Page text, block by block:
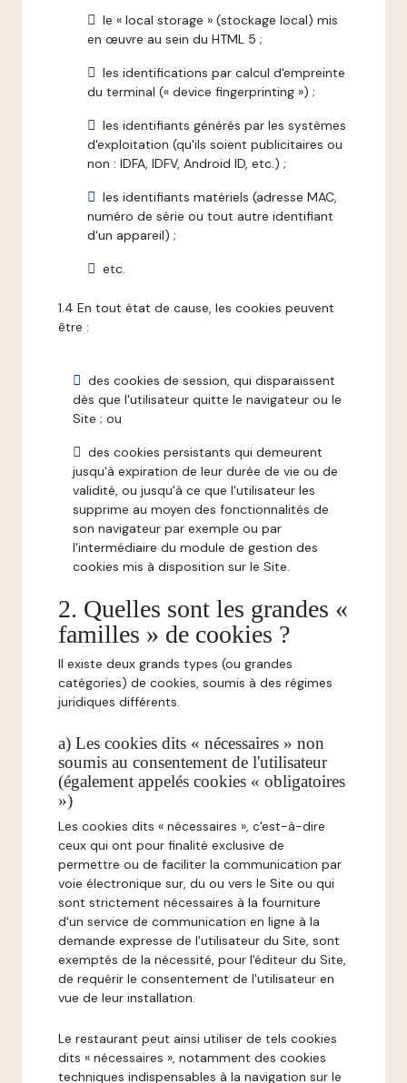
le « local storage » (stockage local) mis
en œuvre au sein du HTML 5 ;
les identifications par calcul d'empreinte
du terminal (« device fingerprinting ») ;
les identifiants générés par les systèmes
d'exploitation (qu'ils soient publicitaires ou
non : IDFA, IDFV, Android ID, etc.) ;
les identifiants matériels (adresse MAC,
numéro de série ou tout autre identifiant
d'un appareil) ;
etc.
1.4 En tout état de cause, les cookies peuvent
être :
des cookies de session, qui disparaissent
dès que l'utilisateur quitte le navigateur ou le
Site ; ou
des cookies persistants qui demeurent
jusqu'à expiration de leur durée de vie ou de
validité, ou jusqu'à ce que l'utilisateur les
supprime au moyen des fonctionnalités de
son navigateur par exemple ou par
l'intermédiaire du module de gestion des
cookies mis à disposition sur le Site.
2. Quelles sont les grandes «
familles » de cookies ?
Il existe deux grands types (ou grandes
catégories) de cookies, soumis à des régimes
juridiques différents.
a) Les cookies dits « nécessaires » non
soumis au consentement de l'utilisateur
(également appelés cookies « obligatoires
»)
Les cookies dits « nécessaires », c'est-à-dire
ceux qui ont pour finalité exclusive de
permettre ou de faciliter la communication par
voie électronique sur, du ou vers le Site ou qui
sont strictement nécessaires à la fourniture
d'un service de communication en ligne à la
demande expresse de l'utilisateur du Site, sont
exemptés de la nécessité, pour l'éditeur du Site,
de requérir le consentement de l'utilisateur en
vue de leur installation.
Le restaurant peut ainsi utiliser de tels cookies
dits « nécessaires », notamment des cookies
techniques indispensables à la navigation sur le